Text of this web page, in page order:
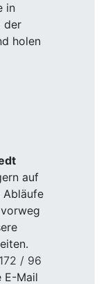
in
der
holen
auf
Abläufe
/ 96
E-Mail